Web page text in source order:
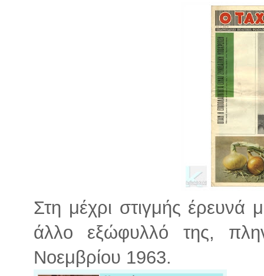
Στη μέχρι στιγμής
άλλο εξώφυλλό της,
Νοεμβρίου 1963.